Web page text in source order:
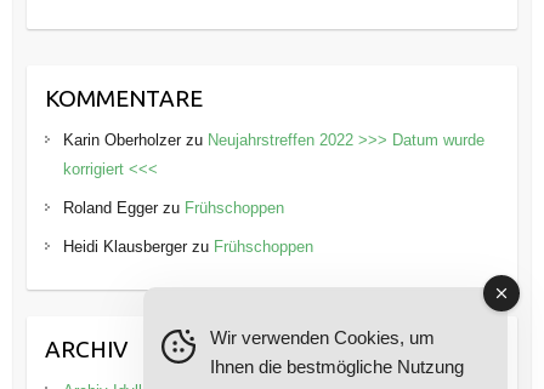
KOMMENTARE
Karin Oberholzerzu Neujahrstreffen 2022 >>> Datum wurde
korrigiert <<<
Roland Eggerzu Frühschoppen
Heidi Klausbergerzu Frühschoppen
ARCHIV
Wir verwenden Cookies, um
Ihnen die bestmögliche Nutzung